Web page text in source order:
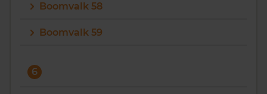
Boomvalk 58
Boomvalk 59
6